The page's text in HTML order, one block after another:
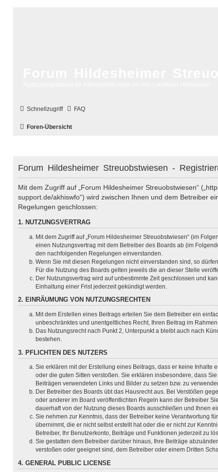
Schnellzugriff FAQ
Foren-Übersicht
Forum Hildesheimer Streuobstwiesen -
Mit dem Zugriff auf „Forum Hildesheimer Streuobstwiesen“
support.de/akhiswfo“) wird zwischen Ihnen und dem Betreiber
Regelungen geschlossen:
1. NUTZUNGSVERTRAG
Mit dem Zugriff auf „Forum Hildesheimer Streuobstwiesen“ (im
einen Nutzungsvertrag mit dem Betreiber des Boards ab (im
den nachfolgenden Regelungen einverstanden.
Wenn Sie mit diesen Regelungen nicht einverstanden sind, so
Für die Nutzung des Boards gelten jeweils die an dieser Stelle
Der Nutzungsvertrag wird auf unbestimmte Zeit geschlossen und
Einhaltung einer Frist jederzeit gekündigt werden.
2. EINRÄUMUNG VON NUTZUNGSRECHTEN
Mit dem Erstellen eines Beitrags erteilen Sie dem Betreiber ein
unbeschränktes und unentgeltliches Recht, Ihren Beitrag im
Das Nutzungsrecht nach Punkt 2, Unterpunkt a bleibt auch nach
bestehen.
3. PFLICHTEN DES NUTZERS
Sie erklären mit der Erstellung eines Beitrags, dass er keine Inhalte
oder die guten Sitten verstoßen. Sie erklären insbesondere, dass
Beiträgen verwendeten Links und Bilder zu setzen bzw. zu
Der Betreiber des Boards übt das Hausrecht aus. Bei Verstößen
oder anderer im Board veröffentlichten Regeln kann der Betreiber
dauerhaft von der Nutzung dieses Boards ausschließen und Ihnen
Sie nehmen zur Kenntnis, dass der Betreiber keine Verantwortung
übernimmt, die er nicht selbst erstellt hat oder die er nicht zur
Betreiber, Ihr Benutzerkonto, Beiträge und Funktionen jederzeit zu
Sie gestatten dem Betreiber darüber hinaus, Ihre Beiträge
verstoßen oder geeignet sind, dem Betreiber oder einem Dritten
4. GENERAL PUBLIC LICENSE